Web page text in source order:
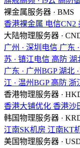
裸金属服务器 · BMS
香港裸金属 电信CN2
大陆物理服务器 ·
广州 · 深圳电信 广东
苏 · 镇江电信 高防 湖
广东 · 广州BGP 湖北
江 · 温州BGP 高防 浙
香港物理服务器 ·
香港大铺优化 香港沙
韩国物理服务器 ·
江南SK机房 江南KT
美国物理服务器 ·